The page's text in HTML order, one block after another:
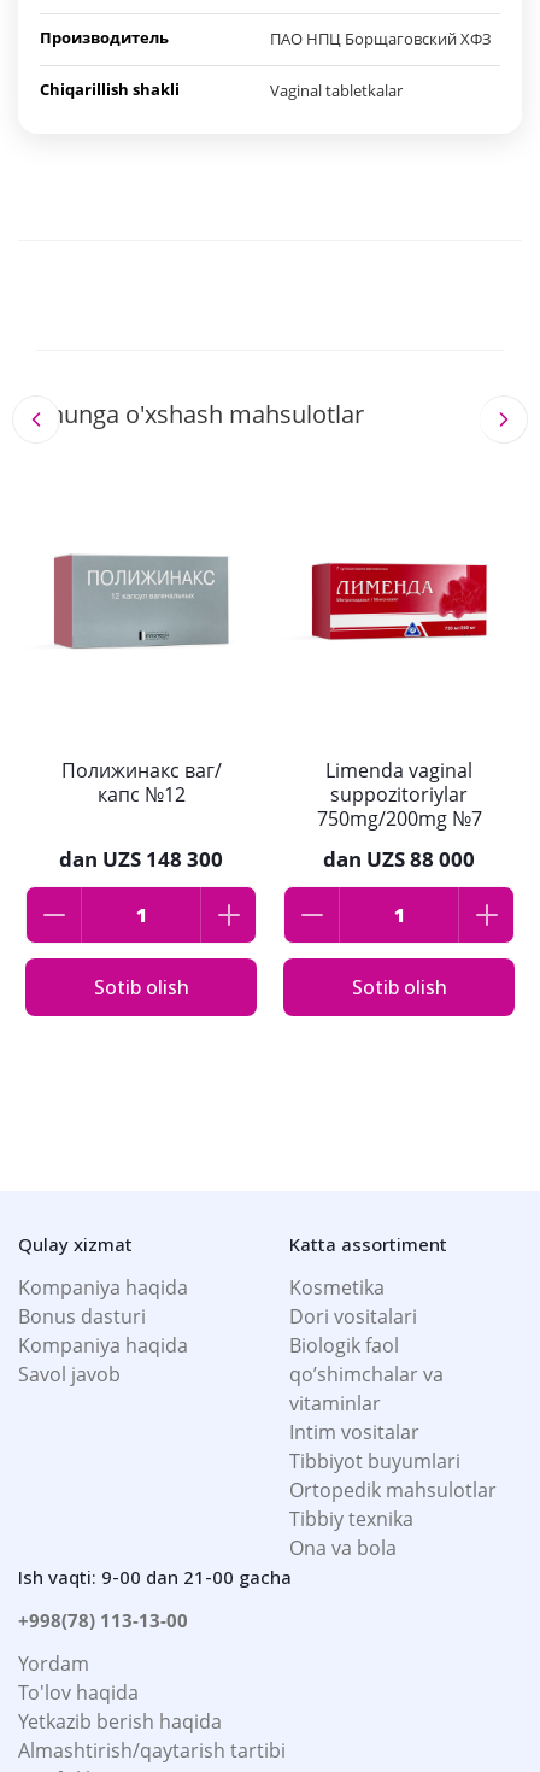
Производитель ПАО НПЦ Борщаговский ХФЗ
Chiqarillish shakli Vaginal tabletkalar
Shunga o'xshash mahsulotlar
Полижинакс ваг/
капс №12
dan UZS 148 300
Sotib olish
Limenda vaginal
suppozitoriylar
750mg/200mg №7
dan UZS 88 000
Sotib olish
Qulay xizmat
Kompaniya haqida
Bonus dasturi
Kompaniya haqida
Savol javob
Katta assortiment
Kosmetika
Dori vositalari
Biologik faol
qo’shimchalar va
vitaminlar
Intim vositalar
Tibbiyot buyumlari
Ortopedik mahsulotlar
Tibbiy texnika
Ona va bola
Ish vaqti: 9-00 dan 21-00 gacha
+998(78) 113-13-00
Yordam
To'lov haqida
Yetkazib berish haqida
Almashtirish/qaytarish tartibi